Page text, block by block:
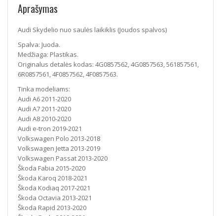
Aprašymas
Audi Skydelio nuo saulės laikiklis (Joudos spalvos)
Spalva: Juoda.
Medžiaga: Plastikas.
Originalus detalės kodas: 4G0857562, 4G0857563, 561857561,
6R0857561, 4F0857562, 4F0857563.
Tinka modeliams:
Audi A6 2011-2020
Audi A7 2011-2020
Audi A8 2010-2020
Audi e-tron 2019-2021
Volkswagen Polo 2013-2018
Volkswagen Jetta 2013-2019
Volkswagen Passat 2013-2020
Škoda Fabia 2015-2020
Škoda Karoq 2018-2021
Škoda Kodiaq 2017-2021
Škoda Octavia 2013-2021
Škoda Rapid 2013-2020